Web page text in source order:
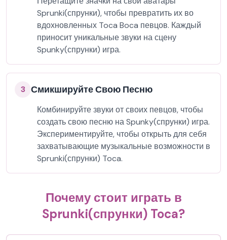
Sprunki(спрунки), чтобы превратить их во
вдохновленных Toca Boca певцов. Каждый
приносит уникальные звуки на сцену
Spunky(спрунки) игра.
3 Смикшируйте Свою Песню
Комбинируйте звуки от своих певцов, чтобы
создать свою песню на Spunky(спрунки) игра.
Экспериментируйте, чтобы открыть для себя
захватывающие музыкальные возможности в
Sprunki(спрунки) Toca.
Почему стоит играть в
Sprunki(спрунки) Toca?